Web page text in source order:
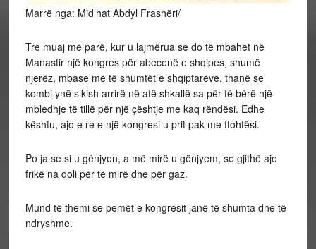
Marrë nga: Mid’hat Abdyl Frashëri/
Tre muaj më parë, kur u lajmërua se do të mbahet në
Manastir një kongres për abecenë e shqipes, shumë
njerëz, mbase më të shumtët e shqiptarëve, thanë se
kombi ynë s’kish arrirë në atë shkallë sa për të bërë një
mbledhje të tillë për një çështje me kaq rëndësi. Edhe
kështu, ajo e re e një kongresi u prit pak me ftohtësi.
Po ja se si u gënjyen, a më mirë u gënjyem, se gjithë ajo
frikë na doli për të mirë dhe për gaz.
Mund të themi se pemët e kongresit janë të shumta dhe të
ndryshme.